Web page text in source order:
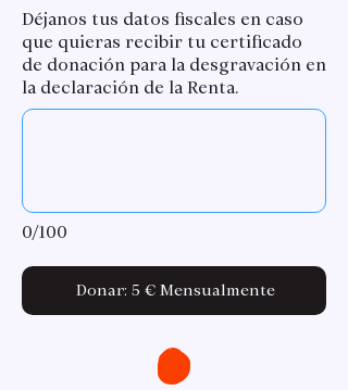
0/100
Déjanos tus datos fiscales en caso
que quieras recibir tu certificado
de donación para la desgravación en
la declaración de la Renta.
Donar: 5 € Mensualmente